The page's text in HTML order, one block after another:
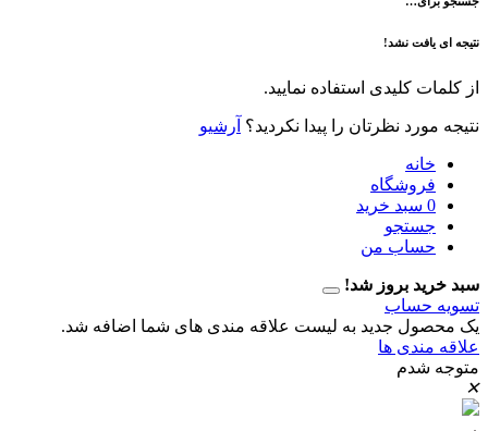
نشد!
کلیدی استفاده نمایید.
نظرتان را پیدا نکردید؟ آرشیو
سبد خرید
من
بروز شد!
جدید به لیست علاقه مندی های شما اضافه شد.
ها